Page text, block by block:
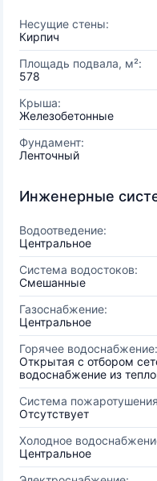
Несущие стены:
Кирпич
Площадь подвала, м²:
578
Крыша:
Железобетонные
Фундамент:
Ленточный
Инженерные
Водоотведение:
Центральное
Система водостоков:
Смешанные
Газоснабжение:
Центральное
Горячее водоснабжение:
Открытая с отбором
водоснабжение из
Система
Отсутствует
Холодное
Центральное